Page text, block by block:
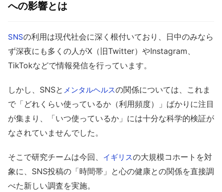
への影響とは
SNSの利用は現代社会に深く根付いており、日中のみなら
ず深夜にも多くの人がX（旧Twitter）やInstagram、
TikTokなどで情報発信を行っています。
しかし、SNSと メンタルヘルスの関係については、これま
で「どれくらい使っているか（利用頻度）」ばかりに注目
が集まり、「いつ使っているか」には十分な科学的検証が
なされていませんでした。
そこで研究チームは今回、 イギリスの大規模コホートを対
象に、SNS投稿の「時間帯」と心の健康との関係を直接調
べた新しい調査を実施。